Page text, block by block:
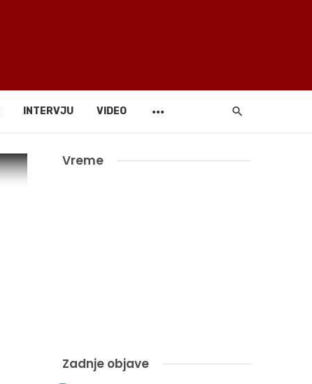
INTERVJU VIDEO
Vreme
Zadnje objave